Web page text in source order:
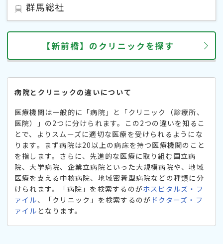
群馬総社
【新前橋】のクリニックを探す
病院とクリニックの違いについて
医療機関は一般的に「病院」と「クリニック（診療所、
医院）」の2つに分けられます。この2つの違いを知るこ
とで、よりスムーズに適切な医療を受けられるようにな
ります。まず病院は20以上の病床を持つ医療機関のこと
を指します。さらに、先進的な医療に取り組む国立病
院、大学病院、企業立病院といった大規模病院や、地域
医療を支える中核病院、地域密着型病院などの種類に分
けられます。「病院」を検索するのがホスピタルズ・フ
ァイル、「クリニック」を検索するのが ドクターズ・フ
ァイル となります。